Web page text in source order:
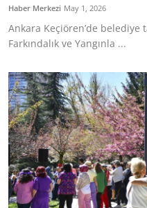
Haber Merkezi May 1, 2026
Ankara Keçiören’de belediye
Farkındalık ve Yangınla ...